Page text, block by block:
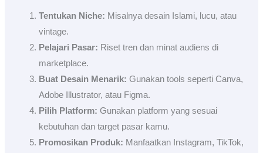
Tentukan Niche: Misalnya desain Islami, lucu, atau
vintage.
Pelajari Pasar: Riset tren dan minat audiens di
marketplace.
Buat Desain Menarik: Gunakan tools seperti Canva,
Adobe Illustrator, atau Figma.
Pilih Platform: Gunakan platform yang sesuai
kebutuhan dan target pasar kamu.
Promosikan Produk: Manfaatkan Instagram, TikTok,